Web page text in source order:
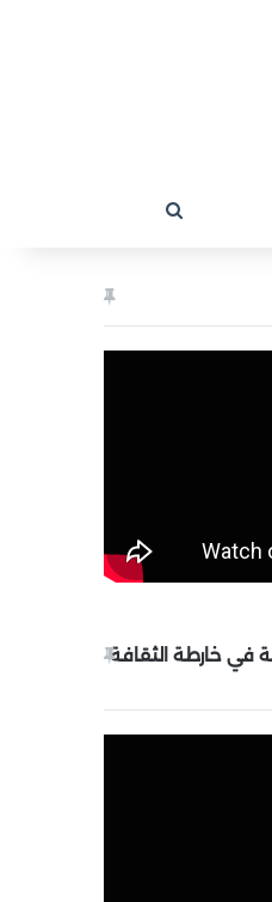
خارطة الثقافة